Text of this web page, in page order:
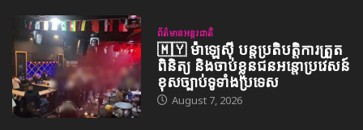
ព័ត៌មានអន្តរជាតិ
🇲🇾 ម៉ាឡេស៊ី បន្តប្រតិបត្តិការត្រួត
ពិនិត្យ និងចាប់ខ្លួនជនអន្តោប្រវេសន៍
ខុសច្បាប់ទូទាំងប្រទេស
August 7, 2026